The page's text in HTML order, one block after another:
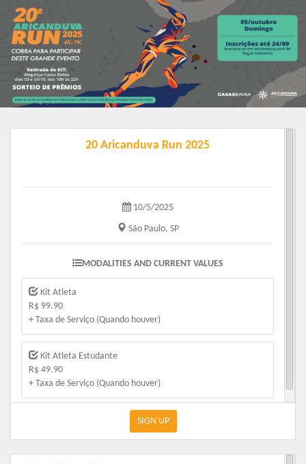
20 Aricanduva Run 2025
10/5/2025
São Paulo, SP
MODALITIES AND CURRENT VALUES
Kit Atleta
R$ 99.90
+ Taxa de Serviço (Quando houver)
Kit Atleta Estudante
R$ 49.90
+ Taxa de Serviço (Quando houver)
SIGN UP